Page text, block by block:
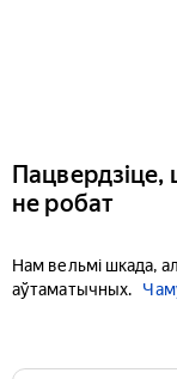
Пацвердзіце,
не робат
Нам вельмі шкада,
аўтаматычных.